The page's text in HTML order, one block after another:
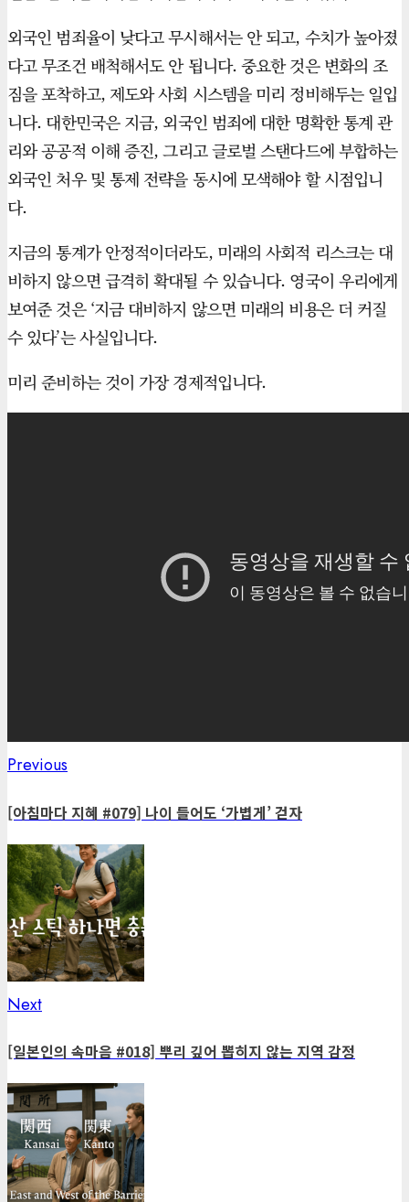
외국인 범죄율이 낮다고 무시해서는 안 되고, 수치가 높아졌
다고 무조건 배척해서도 안 됩니다. 중요한 것은 변화의 조
짐을 포착하고, 제도와 사회 시스템을 미리 정비해두는 일입
니다. 대한민국은 지금, 외국인 범죄에 대한 명확한 통계 관
리와 공공적 이해 증진, 그리고 글로벌 스탠다드에 부합하는
외국인 처우 및 통제 전략을 동시에 모색해야 할 시점입니
다.
지금의 통계가 안정적이더라도, 미래의 사회적 리스크는 대
비하지 않으면 급격히 확대될 수 있습니다. 영국이 우리에게
보여준 것은 ‘지금 대비하지 않으면 미래의 비용은 더 커질
수 있다’는 사실입니다.
미리 준비하는 것이 가장 경제적입니다.
Post
navigation
Previous
[아침마다 지혜 #079] 나이 들어도 ‘가볍게’ 걷자
NextNext
[일본인의 속마음 #018] 뿌리 깊어 뽑히지 않는 지역 감정